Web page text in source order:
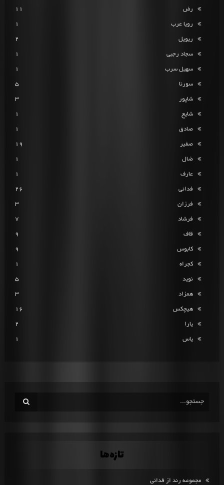
رض 11
رویا عرب 1
ریویل 2
سجاد رجبی 1
سهیل سرب 1
سورنا 5
شاپور 3
شایع 1
صادق 1
صفیر 19
ضال 1
عارف 1
فدائی 26
فرزان 3
فرشاد 7
قاف 9
کابوس 9
کجراه 1
نوید 5
همزاد 3
هیچکس 16
یارا 2
یاس 1
تازه‌ها
مجموعه رند از فدائی